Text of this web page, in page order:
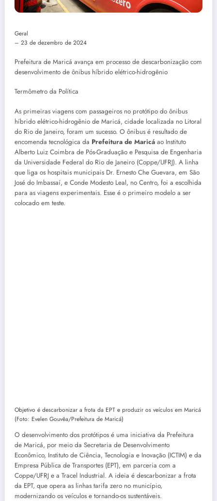
Geral
– 23 de dezembro de 2024
Prefeitura de Maricá avança em processo de descarbonização com
desenvolvimento de ônibus híbrido elétrico-hidrogênio
Termômetro da Política
As primeiras viagens com passageiros no protótipo do ônibus
híbrido elétrico-hidrogênio de Maricá, cidade localizada no Litoral
do Rio de Janeiro, foram um sucesso. O ônibus é resultado de
encomenda tecnológica da Prefeitura de Maricá ao Instituto
Alberto Luiz Coimbra de Pós-Graduação e Pesquisa de Engenharia
da Universidade Federal do Rio de Janeiro (Coppe/UFRJ). A linha
que liga os hospitais municipais Dr. Ernesto Che Guevara, em São
José do Imbassaí, e Conde Modesto Leal, no Centro, foi a escolhida
para as viagens experimentais. Esse é o primeiro modelo a ser
colocado em teste.
Objetivo é descarbonizar a frota da EPT e produzir os veículos em Maricá
(Foto: Evelen Gouvêa/Prefeitura de Maricá)
O desenvolvimento dos protótipos é uma iniciativa da Prefeitura
de Maricá, por meio da Secretaria de Desenvolvimento
Econômico, Instituto de Ciência, Tecnologia e Inovação (ICTIM) e da
Empresa Pública de Transportes (EPT), em parceria com a
Coppe/UFRJ e a Tracel Industrial. A ideia é descarbonizar a frota
da EPT, que opera as linhas tarifa zero no município,
modernizando os veículos e tornando-os sustentáveis.